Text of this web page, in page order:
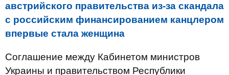
австрийского правительства из-за скандала
с российским финансированием канцлером
впервые стала женщина
Соглашение между Кабинетом министров
Украины и правительством Республики